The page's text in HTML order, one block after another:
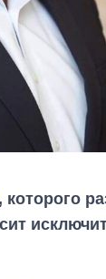
, которого